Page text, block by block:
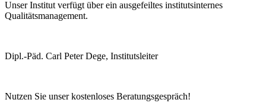
Unser Institut verfügt über ein ausgefeiltes institutsinternes
Qualitätsmanagement.
Dipl.-Päd. Carl Peter Dege, Institutsleiter
Nutzen Sie unser kostenloses Beratungsgespräch!